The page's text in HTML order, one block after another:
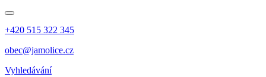
+420 515 322 345
obec@jamolice.cz
Vyhledávání